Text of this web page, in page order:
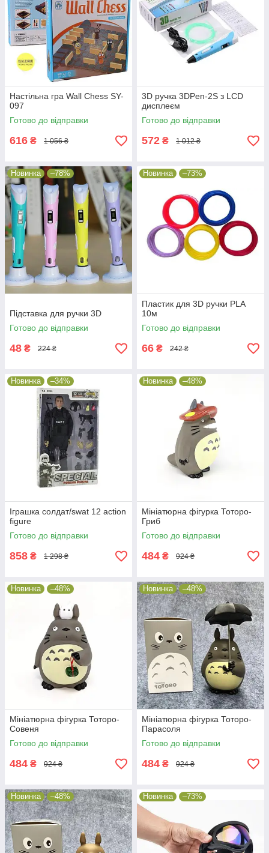
Настільна гра Wall Chess SY-
097
Готово до відправки
616 ₴ 1 056 ₴
3D ручка 3DPen-2S з LCD
дисплеєм
Готово до відправки
572 ₴ 1 012 ₴
Новинка –78%
Підставка для ручки 3D
Готово до відправки
48 ₴ 224 ₴
Новинка –73%
Пластик для 3D ручки PLA
10м
Готово до відправки
66 ₴ 242 ₴
Новинка –34%
Іграшка солдат/swat 12 action
figure
Готово до відправки
858 ₴ 1 298 ₴
Новинка –48%
Мініатюрна фігурка Тоторо-
Гриб
Готово до відправки
484 ₴ 924 ₴
Новинка –48%
Мініатюрна фігурка Тоторо-
Совеня
Готово до відправки
484 ₴ 924 ₴
Новинка –48%
Мініатюрна фігурка Тоторо-
Парасоля
Готово до відправки
484 ₴ 924 ₴
Новинка –48% Новинка –73%